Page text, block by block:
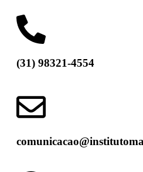
(31) 98321-4554